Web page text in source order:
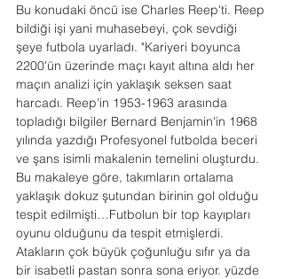
Bu konudaki öncü ise Charles Reep'ti. Reep
bildiği işi yani muhasebeyi, çok sevdiği
şeye futbola uyarladı. "Kariyeri boyunca
2200'ün üzerinde maçı kayıt altına aldı her
maçın analizi için yaklaşık seksen saat
harcadı. Reep'in 1953-1963 arasında
topladığı bilgiler Bernard Benjamin'in 1968
yılında yazdığı Profesyonel futbolda beceri
ve şans isimli makalenin temelini oluşturdu.
Bu makaleye göre, takımların ortalama
yaklaşık dokuz şutundan birinin gol olduğu
tespit edilmişti…Futbolun bir top kayıpları
oyunu olduğunu da tespit etmişlerdi.
Atakların çok büyük çoğunluğu sıfır ya da
bir isabetli pastan sonra sona eriyor. yüzde